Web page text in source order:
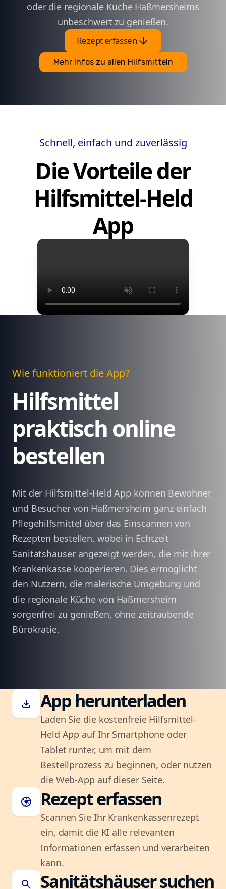
oder die regionale Küche Haßmersheims
unbeschwert zu genießen.
Rezept erfassenarrow_downward
Mehr Infos zu allen Hilfsmitteln
Schnell, einfach und zuverlässig
Die Vorteile der
Hilfsmittel-Held
App
Wie funktioniert die App?
Hilfsmittel
praktisch online
bestellen
Mit der Hilfsmittel-Held App können Bewohner
und Besucher von Haßmersheim ganz einfach
Pflegehilfsmittel über das Einscannen von
Rezepten bestellen, wobei in Echtzeit
Sanitätshäuser angezeigt werden, die mit ihrer
Krankenkasse kooperieren. Dies ermöglicht
den Nutzern, die malerische Umgebung und
die regionale Küche von Haßmersheim
sorgenfrei zu genießen, ohne zeitraubende
Bürokratie.
download App herunterladen
Laden Sie die kostenfreie Hilfsmittel-
Held App auf Ihr Smartphone oder
Tablet runter, um mit dem
Bestellprozess zu beginnen, oder nutzen
die Web-App auf dieser Seite.
camera Rezept erfassen
Scannen Sie Ihr Krankenkassenrezept
ein, damit die KI alle relevanten
Informationen erfassen und verarbeiten
kann.
search Sanitätshäuser suchen